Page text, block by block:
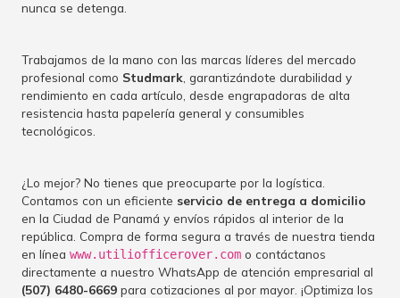
nunca se detenga.
Trabajamos de la mano con las marcas líderes del mercado
profesional como Studmark , garantizándote durabilidad y
rendimiento en cada artículo, desde engrapadoras de alta
resistencia hasta papelería general y consumibles
tecnológicos.
¿Lo mejor? No tienes que preocuparte por la logística.
Contamos con un eficiente servicio de entrega a domicilio
en la Ciudad de Panamá y envíos rápidos al interior de la
república. Compra de forma segura a través de nuestra tienda
en línea www.utiliofficerover.com o contáctanos
directamente a nuestro WhatsApp de atención empresarial al
(507) 6480-6669 para cotizaciones al por mayor. ¡Optimiza los